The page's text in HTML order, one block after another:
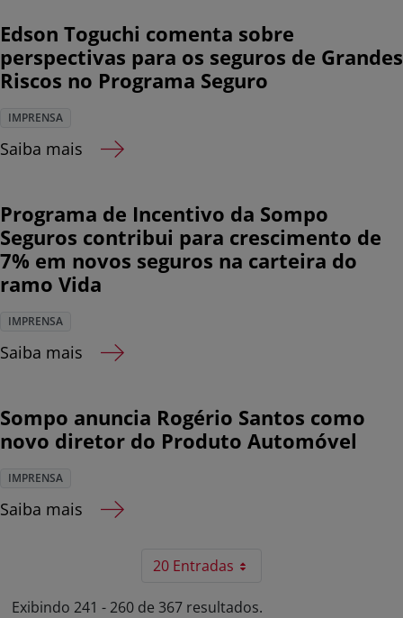
Edson Toguchi comenta sobre
perspectivas para os seguros de Grandes
Riscos no Programa Seguro
IMPRENSA
Saiba mais
Programa de Incentivo da Sompo
Seguros contribui para crescimento de
7% em novos seguros na carteira do
ramo Vida
IMPRENSA
Saiba mais
Sompo anuncia Rogério Santos como
novo diretor do Produto Automóvel
IMPRENSA
Saiba mais
20 Entradas
Exibindo 241 - 260 de 367 resultados.